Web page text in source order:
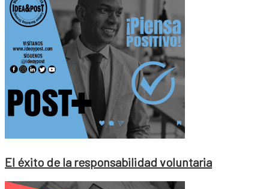
El éxito de la responsabilidad voluntaria